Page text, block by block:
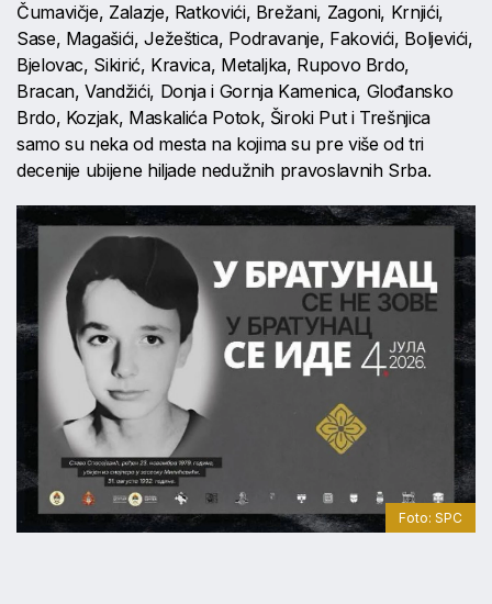
Čumavičje, Zalazje, Ratkovići, Brežani, Zagoni, Krnjići,
Sase, Magašići, Ježeštica, Podravanje, Fakovići, Boljevići,
Bjelovac, Sikirić, Kravica, Metaljka, Rupovo Brdo,
Bracan, Vandžići, Donja i Gornja Kamenica, Glođansko
Brdo, Kozjak, Maskalića Potok, Široki Put i Trešnjica
samo su neka od mesta na kojima su pre više od tri
decenije ubijene hiljade nedužnih pravoslavnih Srba.
Foto: SPC